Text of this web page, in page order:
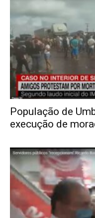
População de
execução de